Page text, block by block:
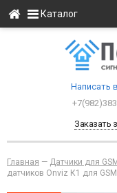
Каталог
Написать в
Заказать
Главная — Датчики для
датчиков Onviz К1 для